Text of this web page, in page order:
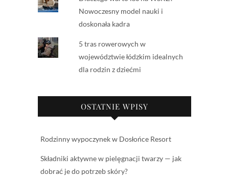
Nowoczesny model nauki i
doskonała kadra
5 tras rowerowych w
województwie łódzkim idealnych
dla rodzin z dziećmi
OSTATNIE WPISY
Rodzinny wypoczynek w Dosłońce Resort
Składniki aktywne w pielęgnacji twarzy — jak
dobrać je do potrzeb skóry?